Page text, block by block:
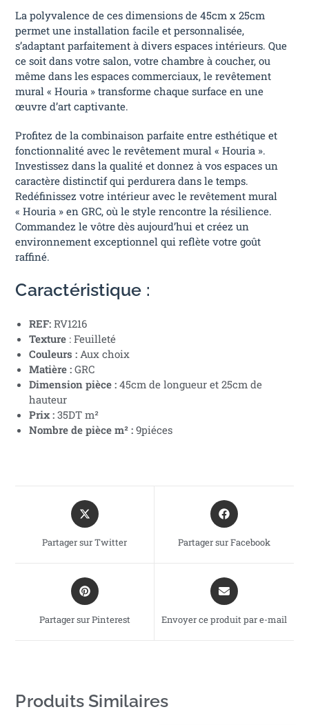
La polyvalence de ces dimensions de 45cm x 25cm
permet une installation facile et personnalisée,
s’adaptant parfaitement à divers espaces intérieurs. Que
ce soit dans votre salon, votre chambre à coucher, ou
même dans les espaces commerciaux, le revêtement
mural « Houria » transforme chaque surface en une
œuvre d’art captivante.
Profitez de la combinaison parfaite entre esthétique et
fonctionnalité avec le revêtement mural « Houria ».
Investissez dans la qualité et donnez à vos espaces un
caractère distinctif qui perdurera dans le temps.
Redéfinissez votre intérieur avec le revêtement mural
« Houria » en GRC, où le style rencontre la résilience.
Commandez le vôtre dès aujourd’hui et créez un
environnement exceptionnel qui reflète votre goût
raffiné.
Caractéristique :
REF: RV1216
Texture : Feuilleté
Couleurs : Aux choix
Matière : GRC
Dimension pièce : 45cm de longueur et 25cm de
hauteur
Prix : 35DT m²
Nombre de pièce m² : 9piéces
Partager sur Twitter Partager sur Facebook
Partager sur Pinterest Envoyer ce produit par e-mail
Produits Similaires